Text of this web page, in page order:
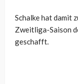
Schalke hat damit
Zweitliga-Saison
geschafft.